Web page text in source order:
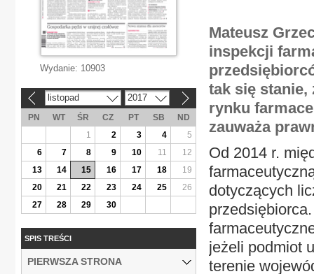
Mateusz
inspekcji
tak się stanie,
rynku
zauważa
Od 2014 r.
dotyczących
jeżeli podmiot
terenie
Wydanie: 10903
listopad 2017
PN WT ŚR CZ PT SB
ND
1
2 3 4
5
6
7 8 9 10 11
12
13
14 15 16 17 18
19
20
21 22 23 24 25
26
27
28 29 30
SPIS TREŚCI
PIERWSZA STRONA